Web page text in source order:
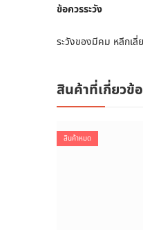
ข้อควรระวัง
ระวังของมีคม หลีกเลี่
สินค้าที่เกี่ยวข้
สินค้าหมด